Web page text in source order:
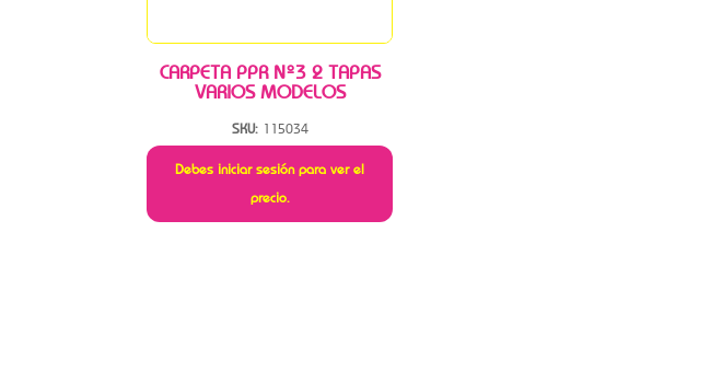
CARPETA PPR Nº3 2 TAPAS
VARIOS MODELOS
SKU: 115034
Debes iniciar sesión para ver el
precio.